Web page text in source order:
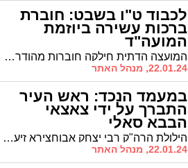
לכבוד ט"ו בשבט: חוברת
ברכות עשירה ביוזמת
המועה"ד
המועצה הדתית חילקה חוברות מהודרות לקראת ט"ו בשבט לבתי כנסת ובתי ספר בעיר. החוברת ערוכה באיכות מיוחדת וצבעונית ובגרפיקה עשירה עם מקורות מהמקרא ומהמדרש לט"ו בשבט
22.01.24, מנהל האתר
במעמד הנכד: ראש העיר
התברך על ידי צאצאי
הבבא סאלי
הילולת הרה"ק רבי יצחק אבוחצירא זיע"א במוסדות "תהילה לדוד". הרבנים בהילולא בירכו את ראש העיר ד"ר לסרי הנמנה על צאצאיו של בעל ההילולא שימשיך במנהיגותו בעירנו בשפע ברכה והצלחה
22.01.24, מנהל האתר